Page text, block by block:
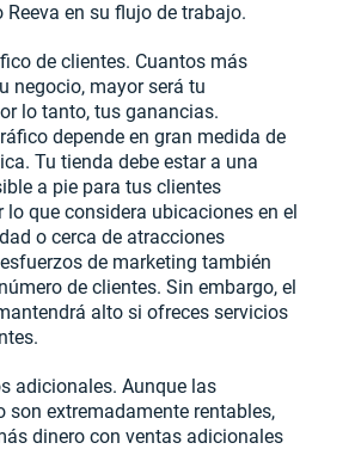
en su flujo de trabajo.
de clientes. Cuantos más
negocio, mayor será tu
lo tanto, tus ganancias.
depende en gran medida de
Tu tienda debe estar a una
a pie para tus clientes
lo que considera ubicaciones en el
o cerca de atracciones
de marketing también
de clientes. Sin embargo, el
alto si ofreces servicios
adicionales. Aunque las
son extremadamente rentables,
dinero con ventas adicionales